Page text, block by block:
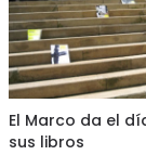
El Marco da el
sus libros